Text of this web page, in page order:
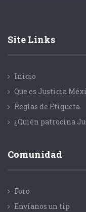
Site Links
Inicio
Que es Justicia
Reglas de Etiqueta
¿Quién patrocina
Comunidad
Foro
Envíanos un tip